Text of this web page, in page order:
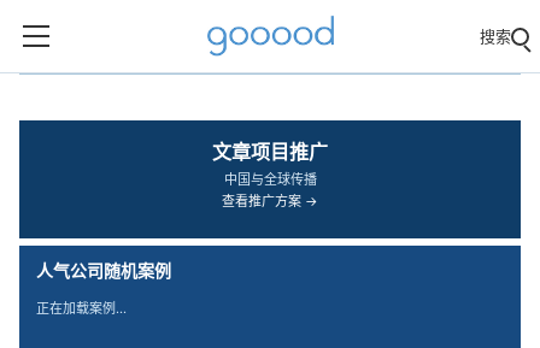
搜索
文章项目推广
中国与全球传播
查看推广方案 →
人气公司随机案例
正在加载案例…